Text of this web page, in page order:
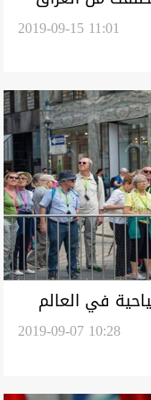
2019-09-15 11:01
في العالم
2019-09-07 10:28